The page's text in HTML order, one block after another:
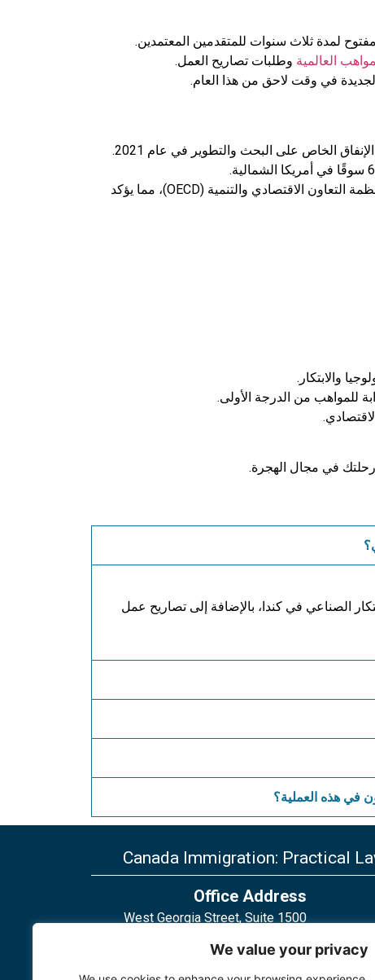
We value your privacy
العالمية وطلبات تصاريح العمل.
في وقت لاحق من هذا العام.
احتلت كندا المرتبة الأولى باعتبارها الوجهة الأكثر جاذبية لرواد الأعمال المهاجرين في تقرير عام 2023 الصادر عن منظمة التعاون الاقتصادي والتنمية (OECD)، مما يؤكد
والابتكار.
للمواهب من الدرجة الأولى.
رحلتك في مجال الهجرة.
الصناعي في كندا، بالإضافة إلى تصاريح عمل
في هذه العملية؟
Canada Immigration: Practical
Office Address
1500 West Georgia Street, Suite
Canada